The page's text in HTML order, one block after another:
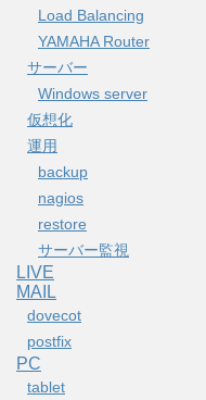
Load Balancing
YAMAHA Router
サーバー
Windows server
仮想化
運用
backup
nagios
restore
サーバー監視
LIVE
MAIL
dovecot
postfix
PC
tablet